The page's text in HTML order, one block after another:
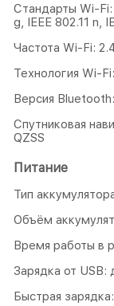
Стандарты Wi-Fi:
g, IEEE 802.11 n,
Частота Wi-Fi:
Технология Wi-
Версия
Спутниковая
QZSS
Питание
Тип
Объём
Время работы в
Зарядка от USB:
Быстрая